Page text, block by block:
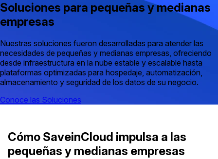
Soluciones para pequeñas y medianas
empresas
Nuestras soluciones fueron desarrolladas para atender las
necesidades de pequeñas y medianas empresas, ofreciendo
desde infraestructura en la nube estable y escalable hasta
plataformas optimizadas para hospedaje, automatización,
almacenamiento y seguridad de los datos de su negocio.
Conoce las Soluciones
Cómo SaveinCloud impulsa a las
pequeñas y medianas empresas